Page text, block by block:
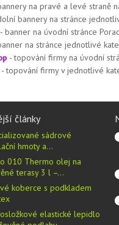
na pravé a levé straně
bannery na stránce
- banner na úvodní stránce
na stránce jednotlivé
- topování firmy na úvodní
- topování firmy v jednotlivé
články
sádrové
hmoty a…
010 Thermo olej na
terasy 3 l –…
koberce s podkladem
elastické lepidlo